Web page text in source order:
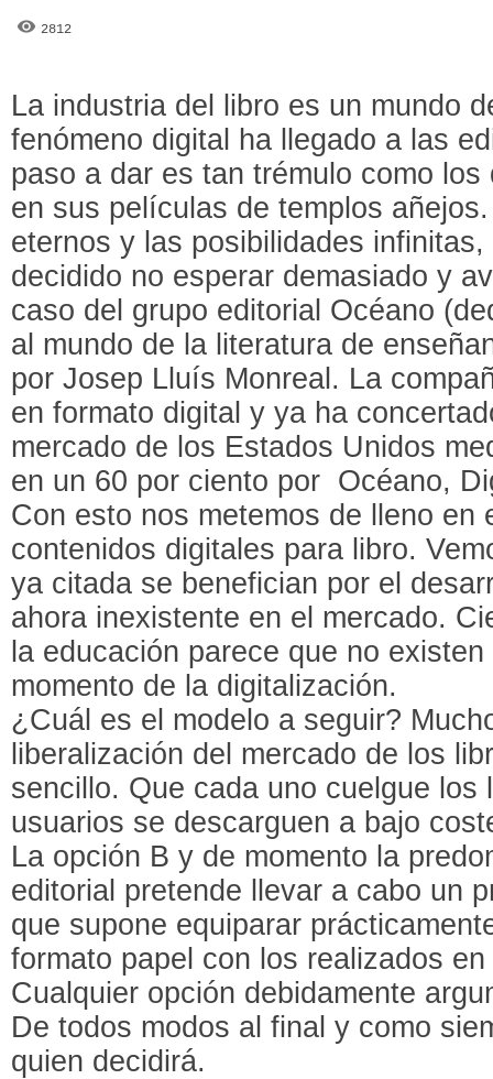
2812
La industria del libro es un mundo
fenómeno digital ha llegado a las
paso a dar es tan trémulo como
en sus películas de templos
eternos y las posibilidades
decidido no esperar demasiado y
caso del grupo editorial Océano
al mundo de la literatura de
por Josep Lluís Monreal. La
en formato digital y ya ha
mercado de los Estados Unidos
en un 60 por ciento por Océano,
Con esto nos metemos de lleno en
contenidos digitales para libro.
ya citada se benefician por el
ahora inexistente en el mercado.
la educación parece que no
momento de la digitalización.
¿Cuál es el modelo a seguir?
liberalización del mercado de los
sencillo. Que cada uno cuelgue los
usuarios se descarguen a bajo
La opción B y de momento la
editorial pretende llevar a cabo un
que supone equiparar
formato papel con los realizados
Cualquier opción debidamente
De todos modos al final y como
quien decidirá.